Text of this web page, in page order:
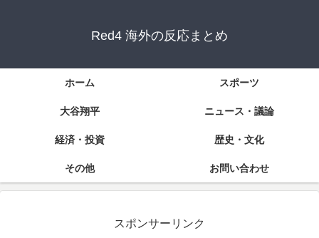
Red4 海外の反応まとめ
ホーム スポーツ
大谷翔平 ニュース・議論
経済・投資 歴史・文化
その他 お問い合わせ
スポンサーリンク